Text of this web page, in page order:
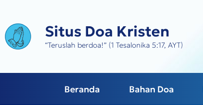
main
content
Situs Doa Kristen
“Teruslah berdoa!” (1 Tesalonika 5:17, AYT)
Beranda Bahan Doa